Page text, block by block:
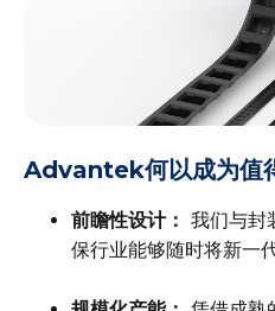
Advantek何以成为值
前瞻性设计： 我们与封
保行业能够随时将新一